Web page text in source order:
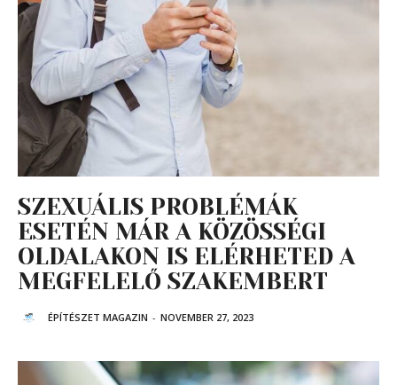
SZEXUÁLIS PROBLÉMÁK
ESETÉN MÁR A KÖZÖSSÉGI
OLDALAKON IS ELÉRHETED A
MEGFELELŐ SZAKEMBERT
ÉPÍTÉSZET MAGAZIN - NOVEMBER 27, 2023